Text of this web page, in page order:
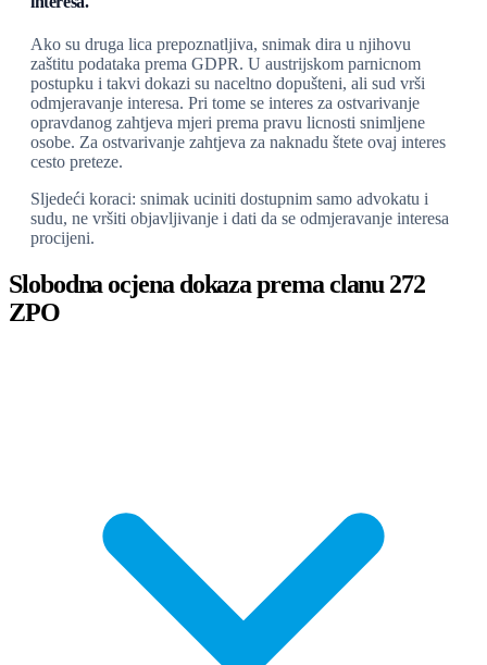
Ako su druga lica prepoznatljiva, snimak dira u njihovu
zaštitu podataka prema GDPR. U austrijskom parnicnom
postupku i takvi dokazi su naceltno dopušteni, ali sud vrši
odmjeravanje interesa. Pri tome se interes za ostvarivanje
opravdanog zahtjeva mjeri prema pravu licnosti snimljene
osobe. Za ostvarivanje zahtjeva za naknadu štete ovaj interes
cesto preteze.
Sljedeći koraci: snimak uciniti dostupnim samo advokatu i
sudu, ne vršiti objavljivanje i dati da se odmjeravanje interesa
procijeni.
Slobodna ocjena dokaza prema clanu 272
ZPO